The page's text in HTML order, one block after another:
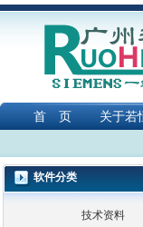
首 页 关于若
软件分类
技术资料